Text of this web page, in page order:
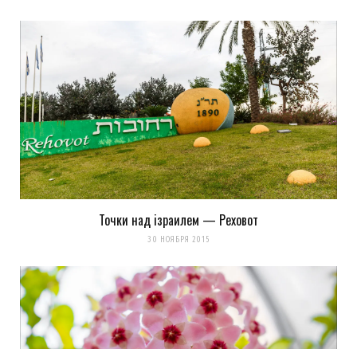
Точки над iзраилем — Реховот
30 НОЯБРЯ 2015